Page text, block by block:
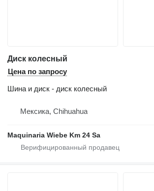
Диск колесный
Цена по запросу
Шина и диск - диск колесный
Мексика, Chihuahua
Maquinaria Wiebe Km 24 Sa